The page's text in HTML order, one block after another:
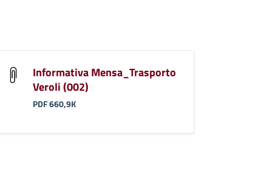
Informativa Mensa_Trasporto
Veroli (002)
PDF 660,9K